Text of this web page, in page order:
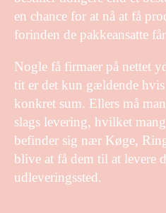
en chance for at nå at få
forinden de pakkeansatte
Nogle få firmaer på nettet
tit er det kun gældende hvis
konkret sum. Ellers må
slags levering, hvilket
befinder sig nær Køge,
blive at få dem til at levere
udleveringssted.